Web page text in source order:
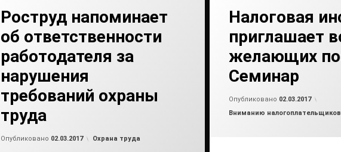
Роструд напоминает
об ответственности
работодателя за
нарушения
требований охраны
труда
Опубликовано 02.03.2017 Рубрики:
Охрана труда
Налоговая
приглашает
желающих
Семинар
Опубликовано 02.03.2017
Рубрики:
Вниманию налогоплательщиков